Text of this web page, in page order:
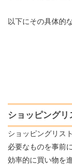
以下にその具体的
ショッピング
ショッピングリス
必要なものを事前
効率的に買い物を